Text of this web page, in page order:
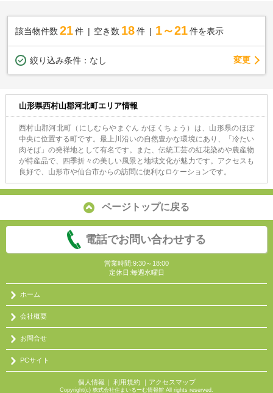
該当物件数 21件 空き数 18 件 1～21 件を表示
絞り込み条件： なし 変更
山形県西村山郡河北町エリア情報
西村山郡河北町（にしむらやまぐん かほくちょう）は、山形県のほぼ
中央に位置する町です。最上川沿いの自然豊かな環境にあり、「冷たい
肉そば」の発祥地として有名です。また、伝統工芸の紅花染めや農産物
が特産品で、四季折々の美しい風景と地域文化が魅力です。アクセスも
良好で、山形市や仙台市からの訪問に便利なロケーションです。
ページトップに戻る
電話でお問い合わせする
営業時間:9:30～18:00
定休日:毎週水曜日
ホーム
会社概要
お問合せ
PCサイト
個人情報 利用規約｜ アクセスマップ
Copyright(c) 株式会社住まいるーむ情報館 All rights reserved.